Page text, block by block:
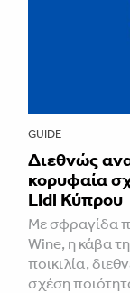
GUIDE
Διεθνώς
κορυφαία
Lidl Κύπρου
Με σφραγίδα
Wine, η κάβα
ποικιλία,
σχέση